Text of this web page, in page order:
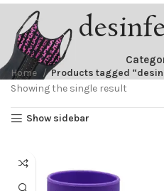
Home
Products tagged
Showing the single result
Show sidebar